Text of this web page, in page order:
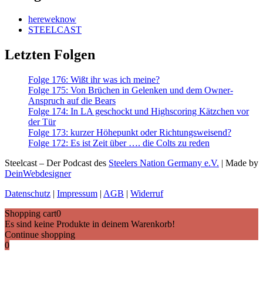
hereweknow
STEELCAST
Letzten Folgen
Folge 176: Wißt ihr was ich meine?
Folge 175: Von Brüchen in Gelenken und dem Owner-
Anspruch auf die Bears
Folge 174: In LA geschockt und Highscoring Kätzchen vor
der Tür
Folge 173: kurzer Höhepunkt oder Richtungsweisend?
Folge 172: Es ist Zeit über …. die Colts zu reden
Steelcast – Der Podcast des Steelers Nation Germany e.V. | Made by
DeinWebdesigner
Datenschutz | Impressum | AGB | Widerruf
Shopping cart0
Es sind keine Produkte in deinem Warenkorb!
Continue shopping
0